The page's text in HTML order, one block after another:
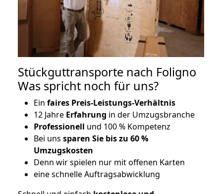
Stückguttransporte nach Foligno
Was spricht noch für uns?
Ein faires Preis-Leistungs-Verhältnis
12 Jahre Erfahrung in der Umzugsbranche
Professionell und 100 % Kompetenz
Bei uns sparen Sie bis zu 60 %
Umzugskosten
Denn wir spielen nur mit offenen Karten
eine schnelle Auftragsabwicklung